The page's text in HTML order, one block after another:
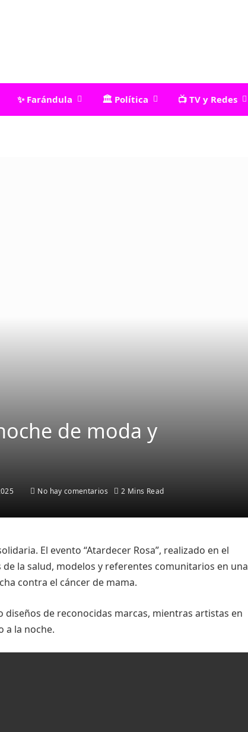
✨ Farándula 🏛️ Política 📺 TV y Redes
de moda y
No hay comentarios 2 Mins Read
El evento “Atardecer Rosa”, realizado en el
la salud, modelos y referentes comunitarios en una
contra el cáncer de mama.
de reconocidas marcas, mientras artistas en
a la noche.